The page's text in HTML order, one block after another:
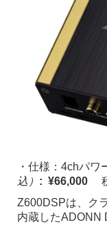
・仕様：4chパ
込） : ¥66,000
Z600DSPは、ク
内蔵したADONN